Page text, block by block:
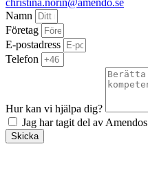
christina.norin@amendo.se
Namn
Företag
E-postadress
Telefon
Hur kan vi hjälpa dig?
Jag har tagit del av Amendos
Skicka